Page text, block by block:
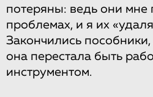
потеряны: ведь они мне
проблемах, и я их
Закончились
она перестала быть
инструментом.